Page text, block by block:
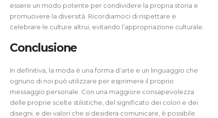
essere un modo potente per condividere la propria storia e
promuovere la diversità. Ricordiamoci di rispettare e
celebrare le culture altrui, evitando l’appropriazione culturale.
Conclusione
In definitiva, la moda è una forma d’arte e un linguaggio che
ognuno di noi può utilizzare per esprimere il proprio
messaggio personale. Con una maggiore consapevolezza
delle proprie scelte stilistiche, del significato dei colori e dei
disegni, e dei valori che si desidera comunicare, è possibile